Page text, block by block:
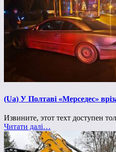
(Ua) У Полтаві «Мерседес»
Извините, этот техт доступен
Читати далі…